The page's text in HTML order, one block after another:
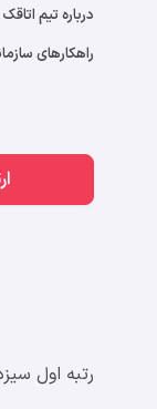
درباره تیم اتاقک
راهکارهای
رتبه اول